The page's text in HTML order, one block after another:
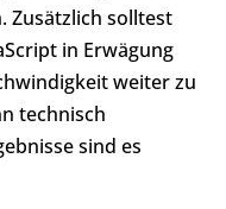
Zusätzlich solltest
in Erwägung
weiter zu
technisch
sind es